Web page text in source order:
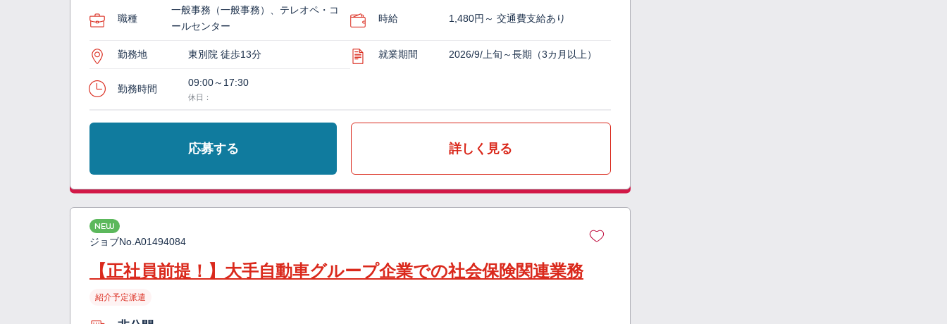
職種
一般事務（一般事務）、テレオペ・コ
ールセンター
時給 1,480円～ 交通費支給あり
勤務地 東別院 徒歩13分 就業期間 2026/9/上旬～長期（3カ月以上）
勤務時間
09:00～17:30
休日：
応募する 詳しく見る
NEW
ジョブNo. A01494084
【正社員前提！】大手自動車グループ企業での社会保険関連業務
紹介予定派遣